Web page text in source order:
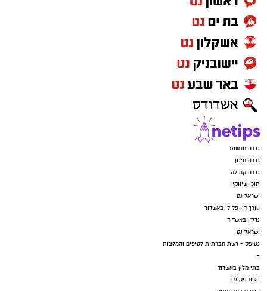
גדרה חדשות
גדרה חינוך
גדרה קהילה
תוכן שיווקי
ישראל נט
עורך דין פלילי באשדוד
נדל"ן באשדוד
ישראל נט
נטיפס - רשת חברתית לטיפים והמלצות
-
בתי מלון באשדוד
יישובניק נט